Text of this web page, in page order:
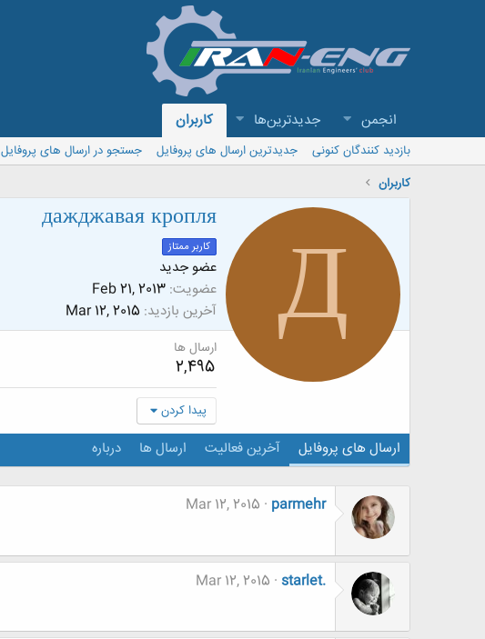
انجمن جدیدترین‌ها کاربران
بازدید کنندگان کنونی جدیدترین ارسال های پروفایل
جستجو در ارسال های پروفایل
کاربران
Д
дажджавая кропля
کاربر ممتاز
عضو جدید
عضویت Feb 21, 2013
آخرین بازدید Mar 12, 2015
ارسال ها
2,495
پیدا کردن
ارسال های پروفایل آخرین فعالیت ارسال ها درباره
parmehr
Mar 12, 2015
starlet.
Mar 12, 2015